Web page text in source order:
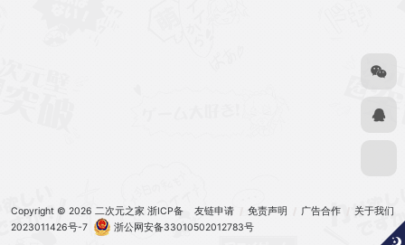
友链申请 免责声明 广告合作 关于我们
Copyright © 2026 二次元之家 浙ICP备
2023011426号-7
浙公网安备33010502012783号